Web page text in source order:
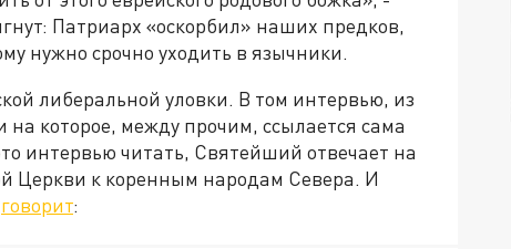
Патриарх «оскорбил» наших предков,
нужно срочно уходить в язычники.
либеральной уловки. В том интервью, из
которое, между прочим, ссылается сама
интервью читать, Святейший отвечает на
Церкви к коренным народам Севера. И
говорит: